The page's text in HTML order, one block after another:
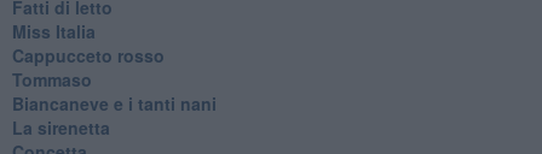
Fatti di letto
Miss Italia
Cappucceto rosso
Tommaso
Biancaneve e i tanti nani
La sirenetta